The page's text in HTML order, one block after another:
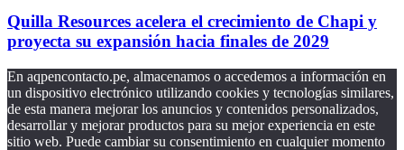
Quilla Resources acelera el crecimiento de Chapi y
proyecta su expansión hacia finales de 2029
En aqpencontacto.pe, almacenamos o accedemos a información en
un dispositivo electrónico utilizando cookies y tecnologías similares,
de esta manera mejorar los anuncios y contenidos personalizados,
desarrollar y mejorar productos para su mejor experiencia en este
sitio web. Puede cambiar su consentimiento en cualquier momento